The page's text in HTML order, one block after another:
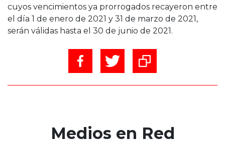
cuyos vencimientos ya prorrogados recayeron entre
el día 1 de enero de 2021 y 31 de marzo de 2021,
serán válidas hasta el 30 de junio de 2021.
Medios en Red